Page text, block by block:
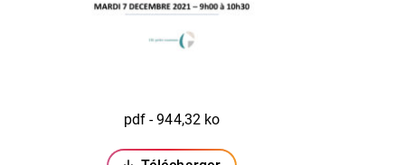
pdf - 944,32 ko